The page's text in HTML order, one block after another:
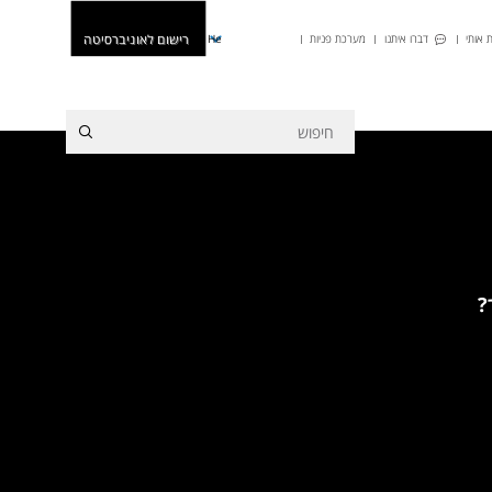
אותי דברו איתנו מערכת פניות He רישום לאוניברסיטה